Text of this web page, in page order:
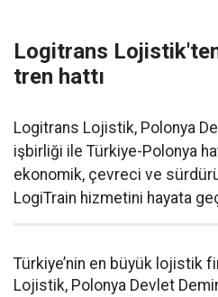
Logitrans
tren hattı
Logitrans Lojistik, Polonya
işbirliği ile Türkiye-Polonya
ekonomik, çevreci ve
LogiTrain hizmetini hayata
Türkiye’nin en büyük lojistik
Lojistik, Polonya Devlet